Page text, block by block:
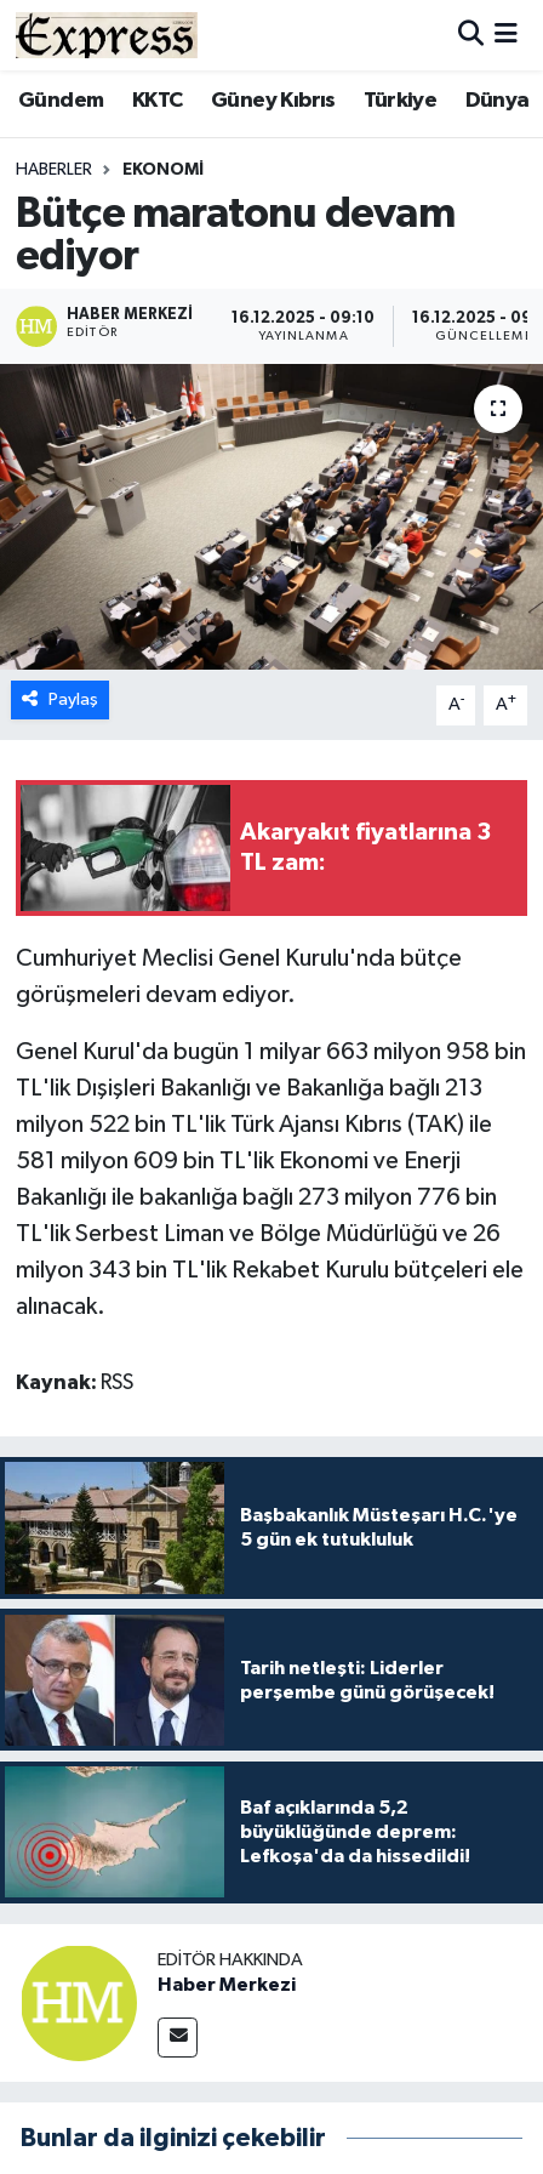
Gündem KKTC Güney Kıbrıs Türkiye Dünya
HABERLER EKONOMI
Bütçe maratonu devam
ediyor
HABER MERKEZI
EDITÖR
16.12.2025 - 09:10
YAYINLANMA
16.12.2025 -
GÜNCELLEME
Paylaş A- A+
Akaryakıt fiyatlarına 3
TL zam:
Cumhuriyet Meclisi Genel Kurulu'nda bütçe
görüşmeleri devam ediyor.
Genel Kurul'da bugün 1 milyar 663 milyon 958 bin
TL'lik Dışişleri Bakanlığı ve Bakanlığa bağlı 213
milyon 522 bin TL'lik Türk Ajansı Kıbrıs (TAK) ile
581 milyon 609 bin TL'lik Ekonomi ve Enerji
Bakanlığı ile bakanlığa bağlı 273 milyon 776 bin
TL'lik Serbest Liman ve Bölge Müdürlüğü ve 26
milyon 343 bin TL'lik Rekabet Kurulu bütçeleri ele
alınacak.
Kaynak: RSS
Başbakanlık Müsteşarı H.C.'ye
5 gün ek tutukluluk
Tarih netleşti: Liderler
perşembe günü görüşecek!
Baf açıklarında 5,2
büyüklüğünde deprem:
Lefkoşa'da da hissedildi!
EDITÖR HAKKINDA
Haber Merkezi
Bunlar da ilginizi çekebilir
ALAYKÖY
BİLİM
ÇATALKÖY
DÜNYA
EĞİTİM
EKONOMİ
ENGLISH
ESENTEPE
GAZİMAĞUSA
GİRNE
GÜNEY KIBRIS
İÇ HABERLER
KÜLTÜR SANAT
LEFKOŞA
Nöbetçi Eczaneler
ÖZEL HABER
SİYASET
SPOR
TATLISU
TEKNOLOJİ
TİCARET
YAŞAM
Hava Durumu
Süper Lig Puan Durumu ve Fikstür
Tüm Manşetler
Son Dakika Haberleri
Haber Arşivi